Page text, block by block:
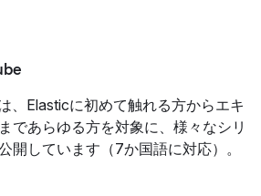
、Elasticに初めて触れる方からエキ
であらゆる方を対象に、様々なシリ
開しています（7か国語に対応）。